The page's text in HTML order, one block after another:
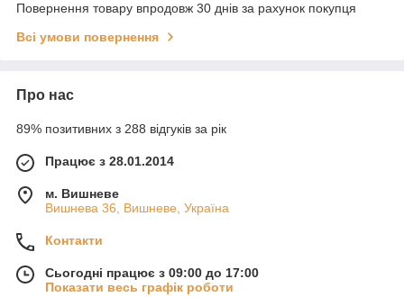
Повернення товару впродовж 30 днів за рахунок покупця
Всі умови повернення
Про нас
89% позитивних з 288 відгуків за рік
Працює з 28.01.2014
м. Вишневе
Вишнева 36, Вишневе, Україна
Контакти
Сьогодні працює з 09:00 до 17:00
Показати весь графік роботи